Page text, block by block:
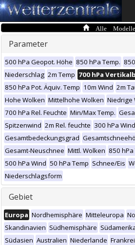
Alle Modelle
Parameter
500 hPa Geopot. Höhe 850 hPa Temp.
Niederschlag 2m Temp 700 hPa
850 hPa Pot. Äquiv. Temp 10m Wind 2m
Hohe Wolken Mittelhohe Wolken Niedrige
700 hPa Rel. Feuchte Min/Max Temp.
Spitzenwind 2m Rel. feuchte 300 hPa Wind
Gesamtbedeckungsgrad
Gesamt-Neuschnee Mittl. Wolken 850
500 hPa Wind 50 hPa Temp Schnee/Eis
Niederschlagsform
Gebiet
Europa Nordhemisphäre Mitteleuropa
Skandinavien Südhemisphäre
Südasien Australien Niederlande